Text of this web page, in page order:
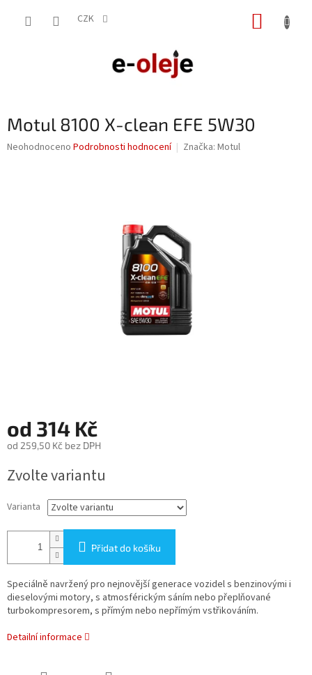
CZK
Motul 8100 X-clean EFE 5W30
Průměrné
Neohodnoceno Podrobnosti hodnocení Značka: Motul
od 314 Kč
od 259,50 Kč bez DPH
cena:
Zvolte variantu
Varianta
Přidat do košíku
Speciálně navržený pro nejnovější generace vozidel s benzinovými i
dieselovými motory, s atmosférickým sáním nebo přeplňované
turbokompresorem, s přímým nebo nepřímým vstřikováním.
Detailní informace